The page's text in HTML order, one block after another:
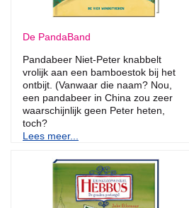
De PandaBand
Pandabeer Niet-Peter knabbelt
vrolijk aan een bamboestok bij het
ontbijt. (Vanwaar die naam? Nou,
een pandabeer in China zou zeer
waarschijnlijk geen Peter heten,
toch?
Lees meer...